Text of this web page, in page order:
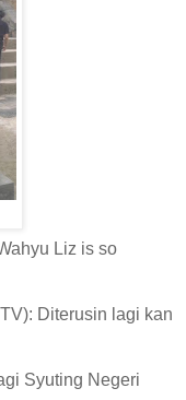
Liz is so
Diterusin lagi kan
Syuting Negeri